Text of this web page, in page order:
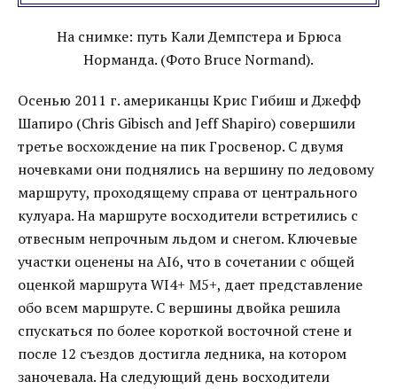
На снимке: путь Кали Демпстера и Брюса
Норманда. (Фото Bruce Normand).
Осенью 2011 г. американцы Крис Гибиш и Джефф
Шапиро (Chris Gibisch and Jeff Shapiro) совершили
третье восхождение на пик Гросвенор. С двумя
ночевками они поднялись на вершину по ледовому
маршруту, проходящему справа от центрального
кулуара. На маршруте восходители встретились с
отвесным непрочным льдом и снегом. Ключевые
участки оценены на AI6, что в сочетании с общей
оценкой маршрута WI4+ M5+, дает представление
обо всем маршруте. С вершины двойка решила
спускаться по более короткой восточной стене и
после 12 съездов достигла ледника, на котором
заночевала. На следующий день восходители